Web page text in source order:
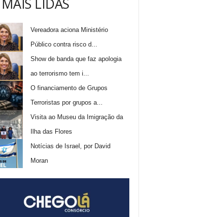
LIDAS
Vereadora aciona Ministério
Público contra risco d...
Show de banda que faz apologia
ao terrorismo tem i...
O financiamento de Grupos
Terroristas por grupos a...
Visita ao Museu da Imigração da
Ilha das Flores
Notícias de Israel, por David
Moran